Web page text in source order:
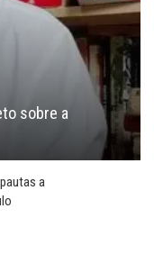
sobre a
a